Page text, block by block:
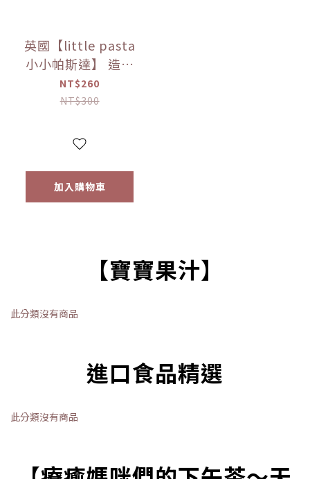
英國【little pasta
小小帕斯達】 造型
義大利麵300g｜動
物｜泰迪熊｜交通
【優惠限定】
NT$260
NT$300
加入購物車
【寶寶果汁】
此分類沒有商品
進口食品精選
此分類沒有商品